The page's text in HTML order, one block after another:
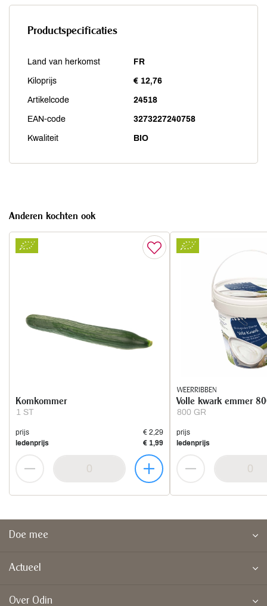
Productspecificaties
Land van herkomst FR
Kiloprijs € 12,76
Artikelcode 24518
EAN-code 3273227240758
Kwaliteit BIO
Anderen kochten ook
1 ST
Komkommer
prijs
€ 2,29
ledenprijs
€ 1,99
WEERRIBBEN
800 GR
Volle kwark emmer
prijs
ledenprijs
Doe mee
Actueel
Over Odin